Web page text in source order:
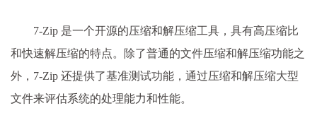
7-Zip 是一个开源的压缩和解压缩工具，具有高压缩比
和快速解压缩的特点。除了普通的文件压缩和解压缩功能之
外，7-Zip 还提供了基准测试功能，通过压缩和解压缩大型
文件来评估系统的处理能力和性能。